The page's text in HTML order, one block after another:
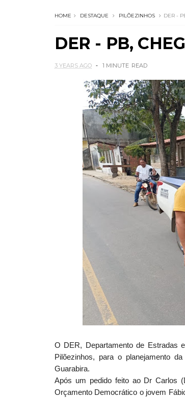
HOME DESTAQUE PILÕEZINHOS DER -
DER - PB,
3 YEARS AGO 1 MINUTE READ
O DER, Departamento de Estradas
Pilõezinhos, para o planejamento
Guarabira.
Após um pedido feito ao Dr Carlos
Orçamento Democrático o jovem